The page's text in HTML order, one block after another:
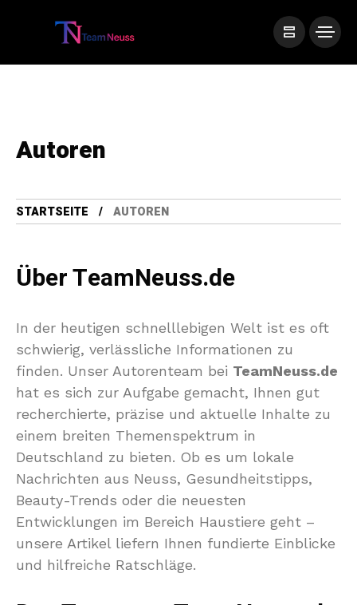
Autoren
STARTSEITE AUTOREN
Über TeamNeuss.de
In der heutigen schnelllebigen Welt ist es oft
schwierig, verlässliche Informationen zu
finden. Unser Autorenteam bei TeamNeuss.de
hat es sich zur Aufgabe gemacht, Ihnen gut
recherchierte, präzise und aktuelle Inhalte zu
einem breiten Themenspektrum in
Deutschland zu bieten. Ob es um lokale
Nachrichten aus Neuss, Gesundheitstipps,
Beauty-Trends oder die neuesten
Entwicklungen im Bereich Haustiere geht –
unsere Artikel liefern Ihnen fundierte Einblicke
und hilfreiche Ratschläge.